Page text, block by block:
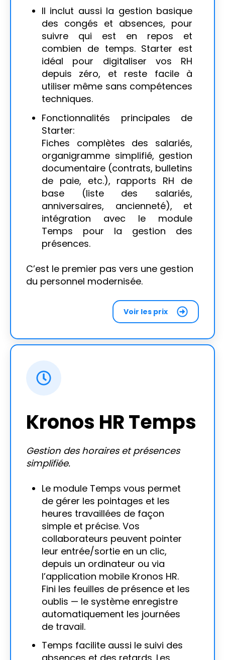
Il inclut aussi la gestion basique
des congés et absences, pour
suivre qui est en repos et
combien de temps. Starter est
idéal pour digitaliser vos RH
depuis zéro, et reste facile à
utiliser même sans compétences
techniques.
Fonctionnalités principales de
Starter:
Fiches complètes des salariés,
organigramme simplifié, gestion
documentaire (contrats, bulletins
de paie, etc.), rapports RH de
base (liste des salariés,
anniversaires, ancienneté), et
intégration avec le module
Temps pour la gestion des
présences.
C’est le premier pas vers une gestion
du personnel modernisée.
Voir les prix
Kronos HR Temps
Gestion des horaires et présences
simplifiée.
Le module Temps vous permet
de gérer les pointages et les
heures travaillées de façon
simple et précise. Vos
collaborateurs peuvent pointer
leur entrée/sortie en un clic,
depuis un ordinateur ou via
l’application mobile Kronos HR.
Fini les feuilles de présence et les
oublis — le système enregistre
automatiquement les journées
de travail.
Temps facilite aussi le suivi des